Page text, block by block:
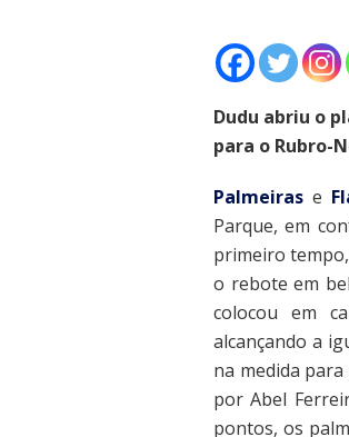
Dudu abriu o
para o Rubro-
Palmeiras e
Parque, em
primeiro
o rebote em
colocou em
alcançando a
na medida
por Abel
pontos, os